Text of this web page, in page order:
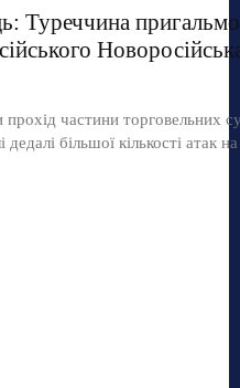
Туреччина
частини торговельних
більшої кількості атак на